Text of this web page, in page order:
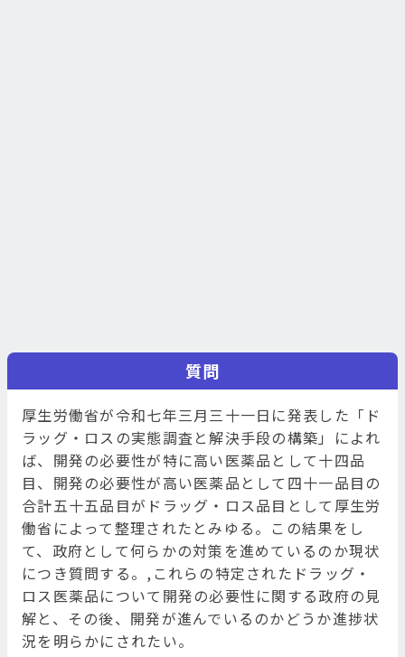
質問
厚生労働省が令和七年三月三十一日に発表した「ド
ラッグ・ロスの実態調査と解決手段の構築」によれ
ば、開発の必要性が特に高い医薬品として十四品
目、開発の必要性が高い医薬品として四十一品目の
合計五十五品目がドラッグ・ロス品目として厚生労
働省によって整理されたとみゆる。この結果をし
て、政府として何らかの対策を進めているのか現状
につき質問する。,これらの特定されたドラッグ・
ロス医薬品について開発の必要性に関する政府の見
解と、その後、開発が進んでいるのかどうか進捗状
況を明らかにされたい。